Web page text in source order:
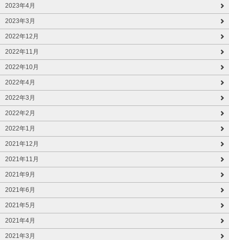
2023年4月
2023年3月
2022年12月
2022年11月
2022年10月
2022年4月
2022年3月
2022年2月
2022年1月
2021年12月
2021年11月
2021年9月
2021年6月
2021年5月
2021年4月
2021年3月